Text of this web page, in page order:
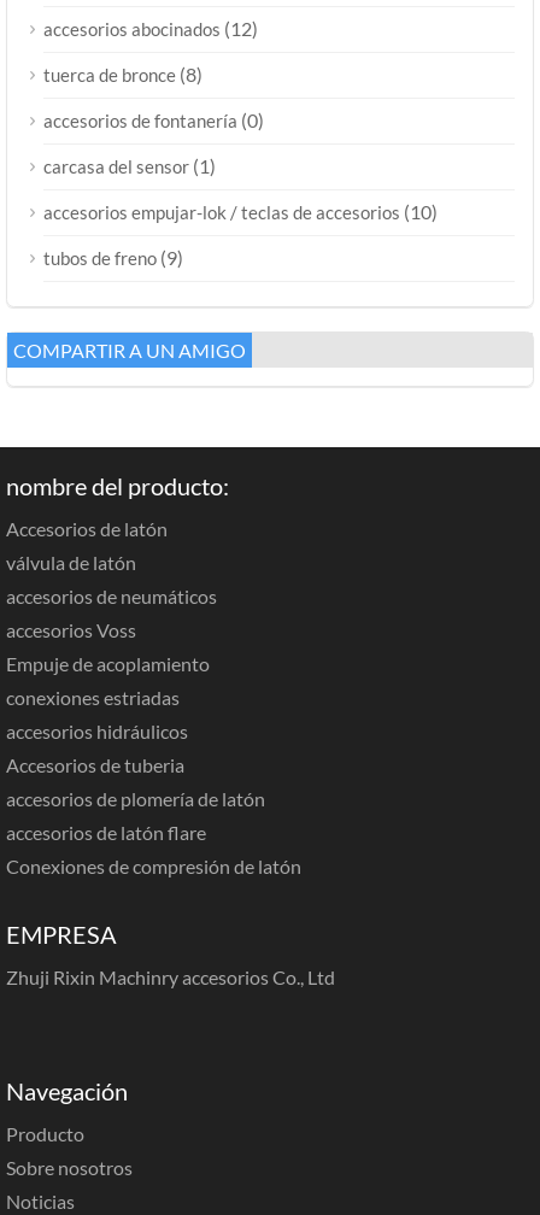
accesorios abocinados (12)
tuerca de bronce (8)
accesorios de fontanería (0)
carcasa del sensor (1)
accesorios empujar-lok / teclas de accesorios (10)
tubos de freno (9)
COMPARTIR A UN AMIGO
nombre del producto:
Accesorios de latón
válvula de latón
accesorios de neumáticos
accesorios Voss
Empuje de acoplamiento
conexiones estriadas
accesorios hidráulicos
Accesorios de tuberia
accesorios de plomería de latón
accesorios de latón flare
Conexiones de compresión de latón
EMPRESA
Zhuji Rixin Machinry accesorios Co., Ltd
Navegación
Producto
Sobre nosotros
Noticias